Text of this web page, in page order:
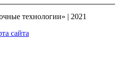
технологии» | 2021
сайта